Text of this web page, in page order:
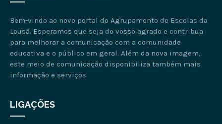
Bem-vindo ao novo portal do Agrupamento de Escolas da
Lousã. Esperamos que seja do vosso agrado e contribua
para melhorar a comunicação com a comunidade
educativa e o público em geral. Além da nova imagem,
este meio de comunicação disponibiliza também mais
informação e serviços.
LIGAÇÕES